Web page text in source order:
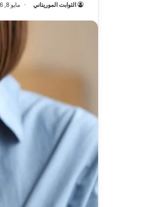
الثوابت الموريتاني مايو 8, 2026